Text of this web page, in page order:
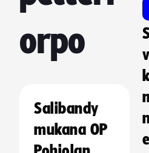
orpo
Salibandy
mukana OP